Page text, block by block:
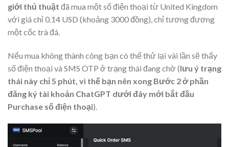
giới thủ thuật đã mua một số điện thoại từ United Kingdom
với giá chỉ 0.14 USD (khoảng 3000 đồng), chỉ tương đương
một cốc trà đá.
Nếu mua không thành công bạn có thể thử lại vài lần sẽ thấy
số điện thoại và SMS OTP ở trạng thái đang chờ (lưu ý trạng
thái này chỉ 5 phút, vì thế bạn nên xong Bước 2 ở phần
đăng ký tài khoản ChatGPT dưới đây mới bắt đầu
Purchase số điện thoại).